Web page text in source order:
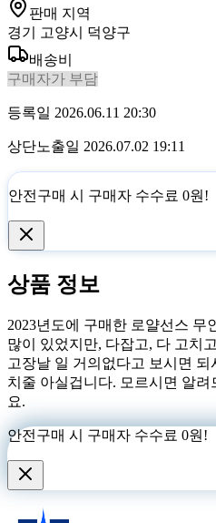
판매 지역
경기 고양시 덕양구
배송비
구매자가 부담
등록일 2026.06.11 20:30
상단노출일 2026.07.02 19:11
안전구매 시 구매자 수수료 0원!
상품 정보
2023년도에 구매한 로얄선스 무
많이 있었지만, 다잡고, 다 고치
고장날 일 거의없다고 보시면
치줄 아실겁니다. 모르시면 알려
요.
안전구매 시 구매자 수수료 0원!